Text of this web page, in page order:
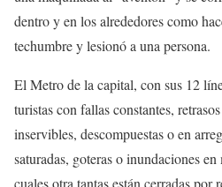
dentro y en los alrededores como
techumbre y lesionó a una persona.
El Metro de la capital, con sus 12
turistas con fallas constantes,
inservibles, descompuestas o en
saturadas, goteras o inundaciones
cuales otra tantas están cerradas